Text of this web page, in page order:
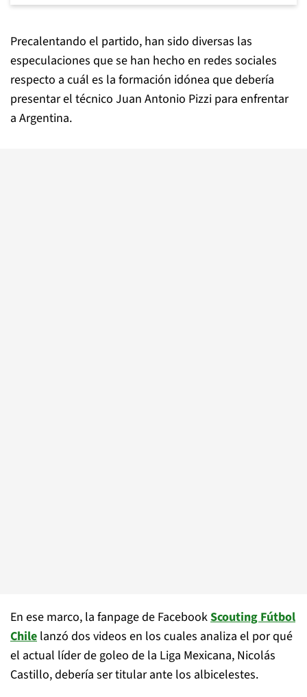
Precalentando el partido, han sido diversas las
especulaciones que se han hecho en redes sociales
respecto a cuál es la formación idónea que debería
presentar el técnico Juan Antonio Pizzi para enfrentar
a Argentina.
En ese marco, la fanpage de FacebookScouting Fútbol
Chile lanzó dos videos en los cuales analiza el por qué
el actual líder de goleo de la Liga Mexicana, Nicolás
Castillo, debería ser titular ante los albicelestes.